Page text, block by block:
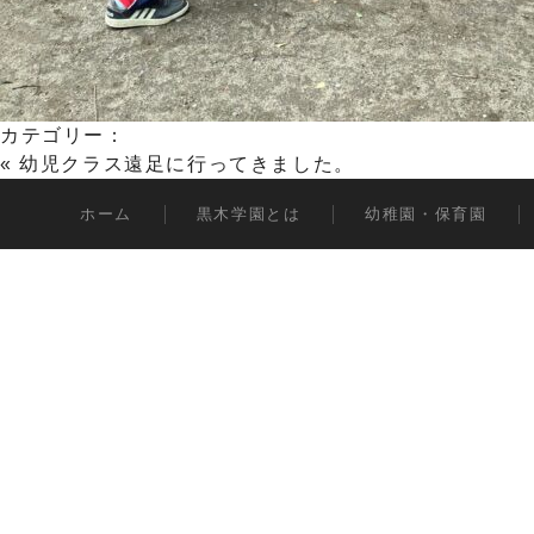
カテゴリー：
«幼児クラス遠足に行ってきました。
ホーム 黒木学園とは 幼稚園・保育園